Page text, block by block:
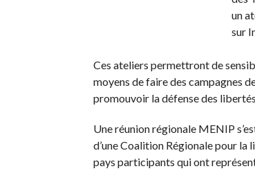
Ces ateliers permettront de
moyens de faire des campagnes
promouvoir la défense des
Une réunion régionale MENIP
d’une Coalition Régionale pour la
pays participants qui ont